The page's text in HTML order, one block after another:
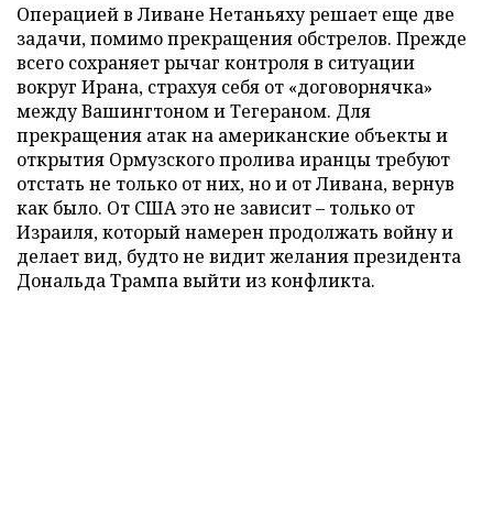
Операцией в Ливане Нетаньяху решает еще две
задачи, помимо прекращения обстрелов. Прежде
всего сохраняет рычаг контроля в ситуации
вокруг Ирана, страхуя себя от «договорнячка»
между Вашингтоном и Тегераном. Для
прекращения атак на американские объекты и
открытия Ормузского пролива иранцы требуют
отстать не только от них, но и от Ливана, вернув
как было. От США это не зависит – только от
Израиля, который намерен продолжать войну и
делает вид, будто не видит желания президента
Дональда Трампа выйти из конфликта.